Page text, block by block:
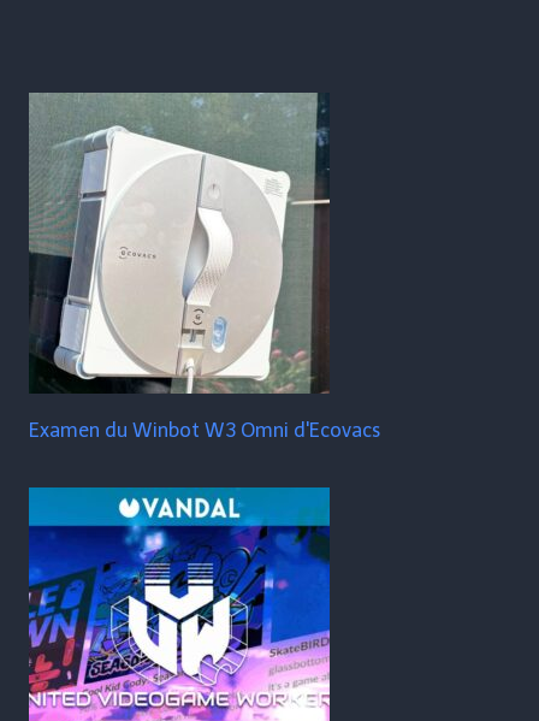
Examen du Winbot W3 Omni d'Ecovacs